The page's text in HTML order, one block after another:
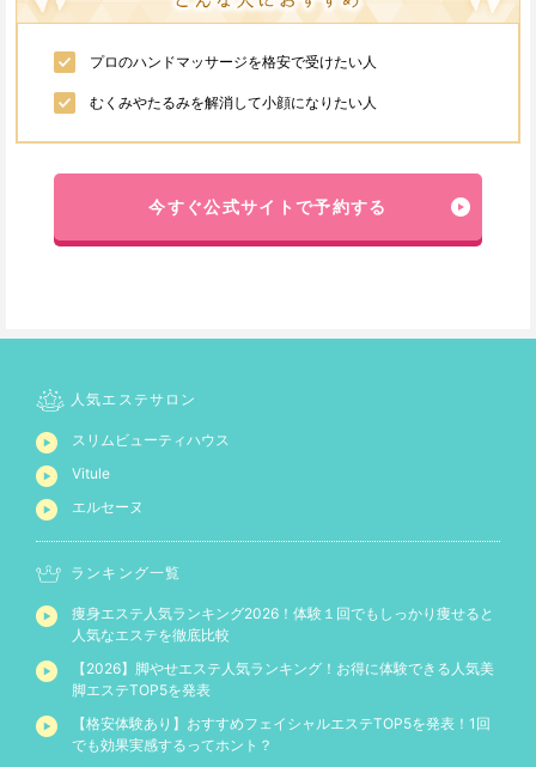
プロのハンドマッサージを格安で受けたい人
むくみやたるみを解消して小顔になりたい人
今すぐ公式サイトで予約する
人気エステサロン
スリムビューティハウス
Vitule
エルセーヌ
ランキング一覧
痩身エステ人気ランキング2026！体験１回でもしっかり痩せると
人気なエステを徹底比較
【2026】脚やせエステ人気ランキング！お得に体験できる人気美
脚エステTOP5を発表
【格安体験あり】おすすめフェイシャルエステTOP5を発表！1回
でも効果実感するってホント？